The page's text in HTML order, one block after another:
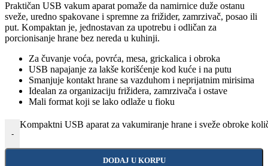
Praktičan USB vakum aparat pomaže da namirnice duže ostanu
sveže, uredno spakovane i spremne za frižider, zamrzivač, posao ili
put. Kompaktan je, jednostavan za upotrebu i odličan za
porcionisanje hrane bez nereda u kuhinji.
Za čuvanje voća, povrća, mesa, grickalica i obroka
USB napajanje za lakše korišćenje kod kuće i na putu
Smanjuje kontakt hrane sa vazduhom i neprijatnim mirisima
Idealan za organizaciju frižidera, zamrzivača i ostave
Mali format koji se lako odlaže u fioku
-
Kompaktni USB aparat za vakumiranje hrane i sveže obroke
DODAJ U KORPU